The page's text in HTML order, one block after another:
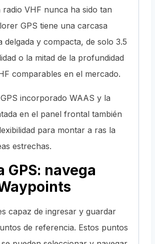
VHF nunca ha sido tan
GPS tiene una carcasa
delgada y compacta, de solo 3.5
o la mitad de la profundidad
comparables en el mercado.
incorporado WAAS y la
en el panel frontal también
para montar a ras la
estrechas.
GPS: navega
capaz de ingresar y guardar
de referencia. Estos puntos